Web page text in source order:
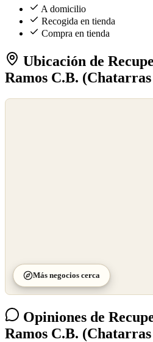
A domicilio
Recogida en tienda
Compra en tienda
Ubicación de
Ramos C.B. (Chatarras
Más negocios cerca
Opiniones de
Ramos C.B. (Chatarras